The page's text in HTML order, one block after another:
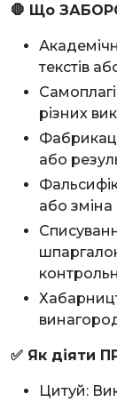
🛑 Що
текстів
різних
або
або зміна
✅ Як діяти
Цитуй: